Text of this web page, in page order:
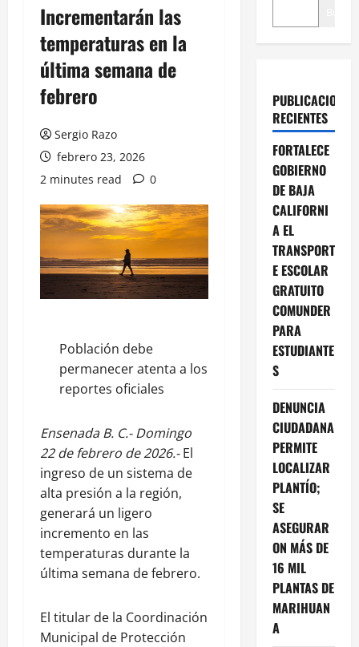
Incrementarán las
temperaturas en la
última semana de
febrero
Sergio Razo
febrero 23, 2026
2 minutes read
0
Población debe
permanecer atenta a los
reportes oficiales
Ensenada B. C.- Domingo
22 de febrero de 2026.-El
ingreso de un sistema de
alta presión a la región,
generará un ligero
incremento en las
temperaturas durante la
última semana de febrero.
El titular de la Coordinación
Municipal de Protección
PUBLICACIONES
RECIENTES
FORTALECE
GOBIERNO
DE BAJA
CALIFORNI
A EL
TRANSPORT
E ESCOLAR
GRATUITO
COMUNDER
PARA
ESTUDIANTE
S
DENUNCIA
CIUDADANA
PERMITE
LOCALIZAR
PLANTÍO;
SE
ASEGURAR
ON MÁS DE
16 MIL
PLANTAS DE
MARIHUAN
A